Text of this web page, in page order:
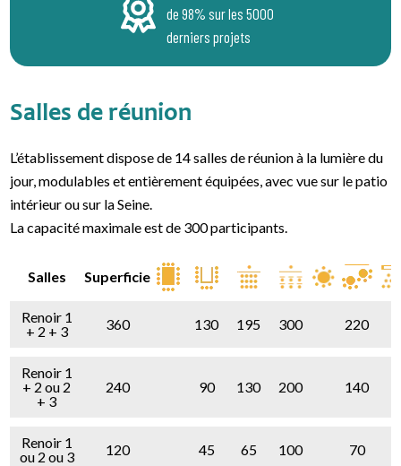
de 98% sur les 5000
derniers projets
Salles de réunion
L’établissement dispose de 14 salles de réunion à la lumière du
jour, modulables et entièrement équipées, avec vue sur le patio
intérieur ou sur la Seine.
La capacité maximale est de 300 participants.
Salles Superficie
Renoir 1
+ 2 + 3
360 130 195 300 220
Renoir 1
+ 2 ou 2
+ 3
240 90 130 200 140
Renoir 1
ou 2 ou 3
120 45 65 100 70